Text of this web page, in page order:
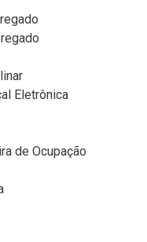
Eletrônica
de Ocupação